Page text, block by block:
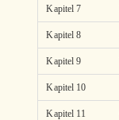
Kapitel 7
Kapitel 8
Kapitel 9
Kapitel 10
Kapitel 11